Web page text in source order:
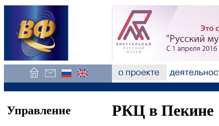
Управление РКЦ в Пекине